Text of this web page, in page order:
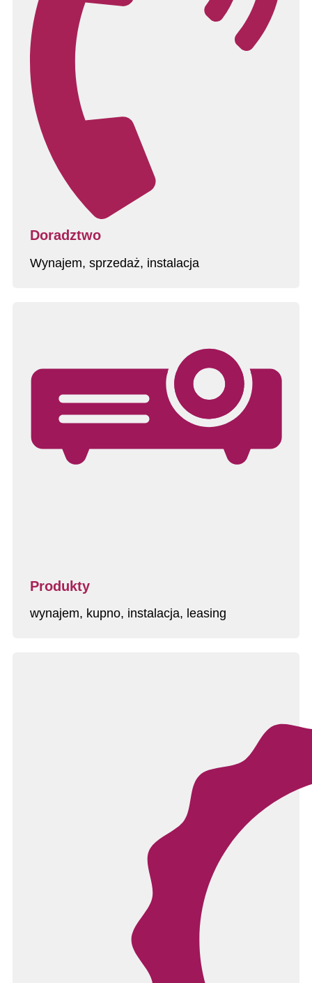
Doradztwo
Wynajem, sprzedaż, instalacja
Produkty
wynajem, kupno, instalacja, leasing